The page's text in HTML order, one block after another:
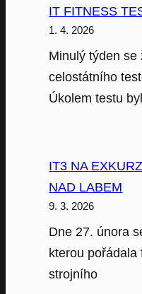
IT FITNESS
1. 4. 2026
Minulý týden se
celostátního
Úkolem testu
IT3 NA
NAD LABEM
9. 3. 2026
Dne 27. února
kterou
strojního